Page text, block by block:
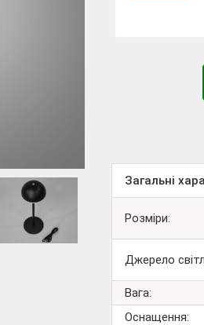
Загальні
Розміри:
Джерело
Вага:
Оснащення: